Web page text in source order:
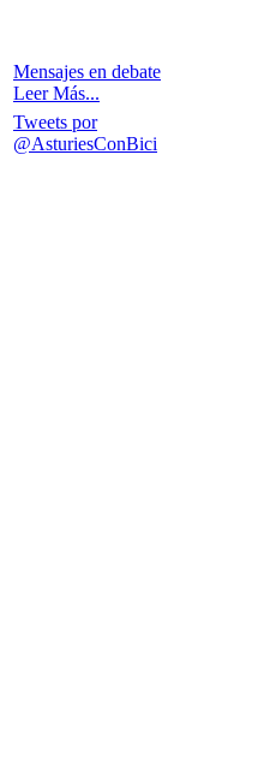
Mensajes en debate
Leer Más...
Tweets por
@AsturiesConBici